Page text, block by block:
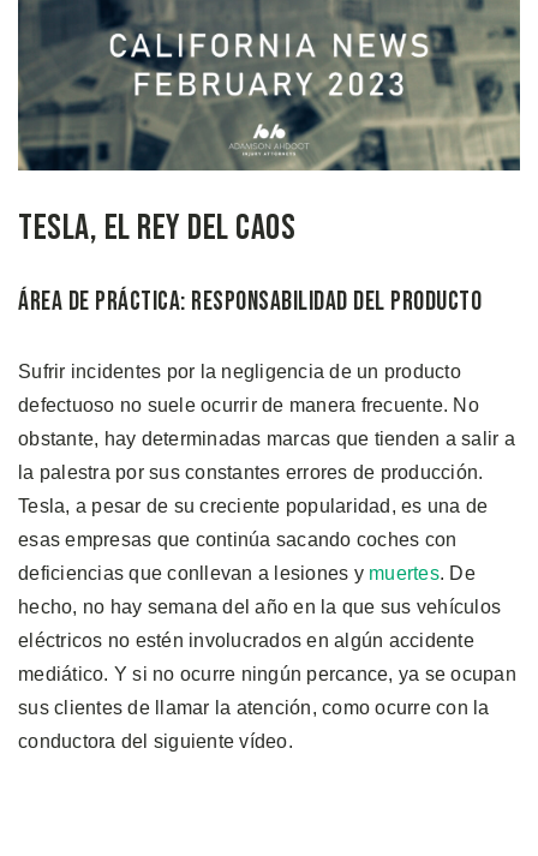
Tesla, el Rey Del Caos
Área de Práctica: Responsabilidad del Producto
Sufrir incidentes por la negligencia de un producto
defectuoso no suele ocurrir de manera frecuente. No
obstante, hay determinadas marcas que tienden a salir a
la palestra por sus constantes errores de producción.
Tesla, a pesar de su creciente popularidad, es una de
esas empresas que continúa sacando coches con
deficiencias que conllevan a lesiones y muertes. De
hecho, no hay semana del año en la que sus vehículos
eléctricos no estén involucrados en algún accidente
mediático. Y si no ocurre ningún percance, ya se ocupan
sus clientes de llamar la atención, como ocurre con la
conductora del siguiente vídeo.